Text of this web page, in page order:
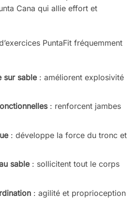
Cana qui allie effort et
PuntaFit fréquemment
sur sable: améliorent explosivité
: renforcent jambes
: développe la force du tronc et
sable: sollicitent tout le corps
: agilité et proprioception